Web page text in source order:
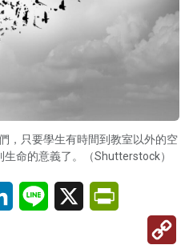
，只要學生有時間到教室以外的空
命的意義了。（Shutterstock）
LinkedInLine X